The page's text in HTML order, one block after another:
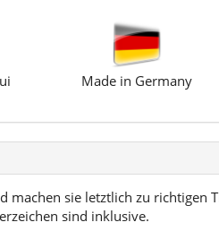
Made in Germany
sie letztlich zu richtigen
sind inklusive.